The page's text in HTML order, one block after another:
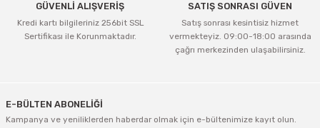
GÜVENLİ ALIŞVERİŞ
Kredi kartı bilgileriniz 256bit SSL
Sertifikası ile Korunmaktadır.
SATIŞ SONRASI GÜVEN
Satış sonrası kesintisiz hizmet
vermekteyiz. 09:00-18:00 arasında
çağrı merkezinden ulaşabilirsiniz.
E-BÜLTEN ABONELİĞİ
Kampanya ve yeniliklerden haberdar olmak için e-bültenimize kayıt olun.